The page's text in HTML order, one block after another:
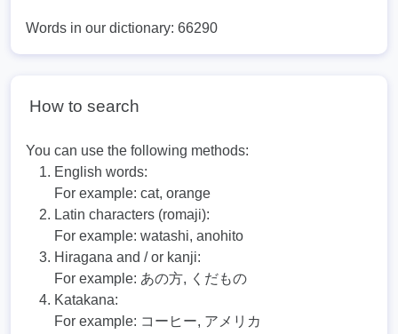
Words in our dictionary: 66290
How to search
You can use the following methods:
English words:
For example: cat, orange
Latin characters (romaji):
For example: watashi, anohito
Hiragana and / or kanji:
For example: あの方, くだもの
Katakana:
For example: コーヒー, アメリカ